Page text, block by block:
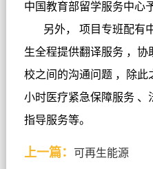
中国教育部留学服务中心
另外， 项目专班配有
生全程提供翻译服务 ，
校之间的沟通问题 ，除
小时医疗紧急保障服务 、
指导服务等。
上一篇： 可再生能源